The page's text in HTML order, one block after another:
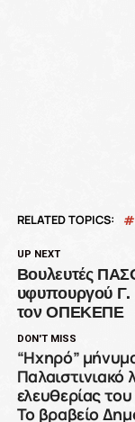
RELATED TOPICS:
UP NEXT
Βουλευτές
υφυπουργού Γ.
τον ΟΠΕΚΕΠΕ
DON'T MISS
“Ηχηρό”
Παλαιστινιακό
ελευθερίας
Το βραβείο